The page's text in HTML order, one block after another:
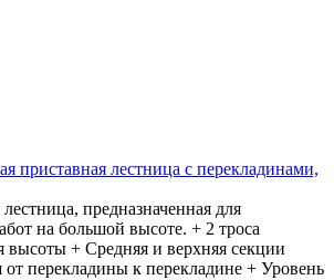
приставная лестница с перекладинами,
предназначенная для
на большой высоте. + 2 троса
высоты + Средняя и верхняя секции
перекладины к перекладине + Уровень